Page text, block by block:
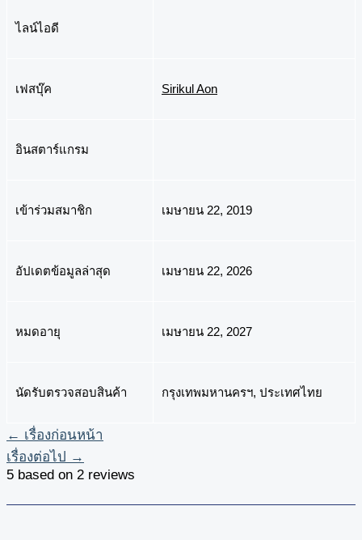
ไลน์ไอดี
เฟสบุ๊ค Sirikul Aon
อินสตาร์แกรม
เข้าร่วมสมาชิก เมษายน 22, 2019
อัปเดตข้อมูลล่าสุด เมษายน 22, 2026
หมดอายุ เมษายน 22, 2027
นัดรับตรวจสอบสินค้า กรุงเทพมหานครฯ, ประเทศไทย
← เรื่องก่อนหน้า
เรื่องต่อไป →
5 based on 2 reviews